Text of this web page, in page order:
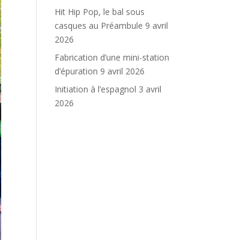
Hit Hip Pop, le bal sous
casques au Préambule 9 avril
2026
Fabrication d’une mini-station
d’épuration 9 avril 2026
Initiation à l’espagnol 3 avril
2026